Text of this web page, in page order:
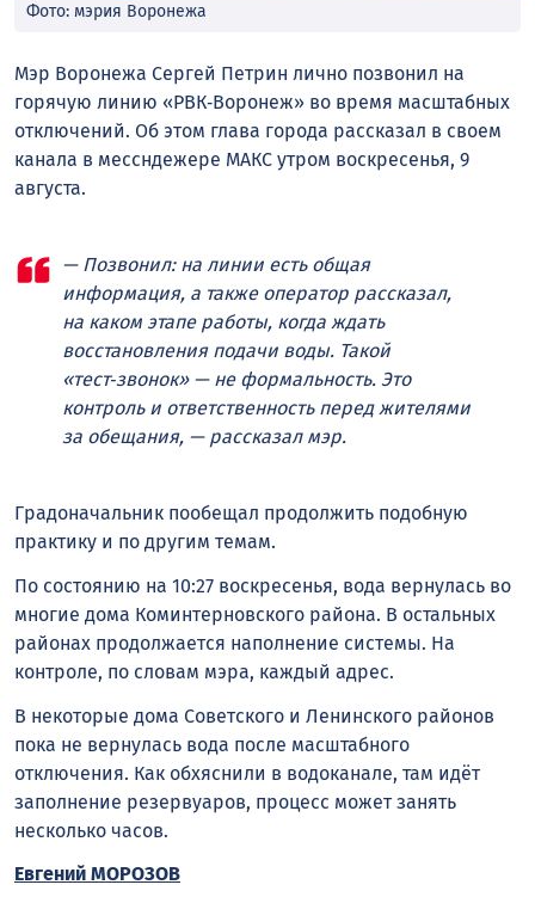
Фото: мэрия Воронежа
Мэр Воронежа Сергей Петрин лично позвонил на
горячую линию «РВК‑Воронеж» во время масштабных
отключений. Об этом глава города рассказал в своем
канала в мессндежере МАКС утром воскресенья, 9
августа.
— Позвонил: на линии есть общая
информация, а также оператор рассказал,
на каком этапе работы, когда ждать
восстановления подачи воды. Такой
«тест‑звонок» — не формальность. Это
контроль и ответственность перед жителями
за обещания, — рассказал мэр.
Градоначальник пообещал продолжить подобную
практику и по другим темам.
По состоянию на 10:27 воскресенья, вода вернулась во
многие дома Коминтерновского района. В остальных
районах продолжается наполнение системы. На
контроле, по словам мэра, каждый адрес.
В некоторые дома Советского и Ленинского районов
пока не вернулась вода после масштабного
отключения. Как обхяснили в водоканале, там идёт
заполнение резервуаров, процесс может занять
несколько часов.
Евгений МОРОЗОВ